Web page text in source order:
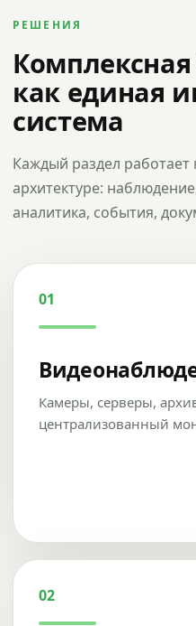
РЕШЕНИЯ
Комплексная
как единая
система
Каждый раздел
архитектуре:
аналитика, события,
01
Камеры, серверы,
централизованный
02